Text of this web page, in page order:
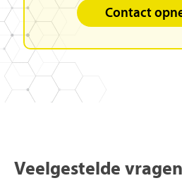
Contact
Veelgestelde vragen